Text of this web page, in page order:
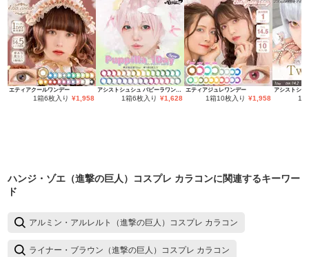
エティアクールワンデー
1箱6枚入り ¥1,958
アシストシュシュ パピーラワンデー
1箱6枚入り ¥1,628
エティアジュレワンデー
1箱10枚入り ¥1,958 1
ハンジ・ゾエ（進撃の巨人）コスプレ カラコンに関連するキーワー
ド
アルミン・アルレルト（進撃の巨人）コスプレ カラコン
ライナー・ブラウン（進撃の巨人）コスプレ カラコン